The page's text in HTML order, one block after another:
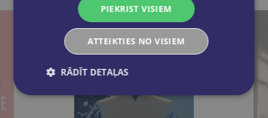
PIEKRIST VISIEM
ATTEIKTIES NO VISIEM
RĀDĪT DETAĻAS